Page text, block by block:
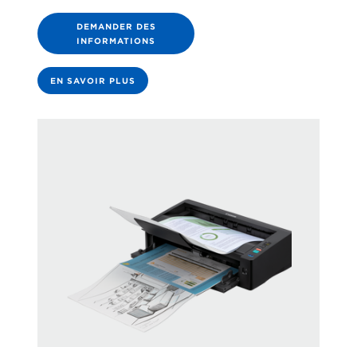
DEMANDER DES
INFORMATIONS
EN SAVOIR PLUS